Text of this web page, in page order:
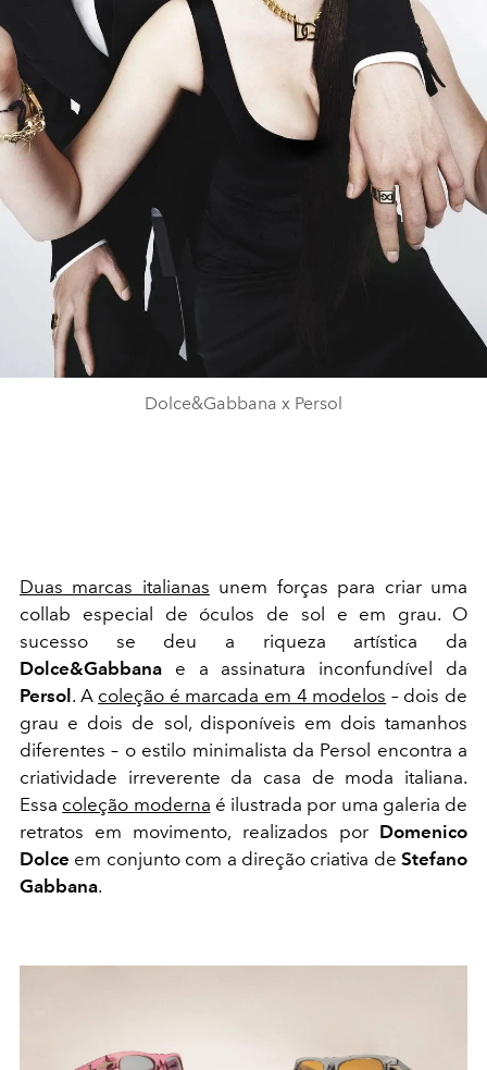
Dolce&Gabbana x Persol
Duas marcas italianas unem forças para criar uma
collab especial de óculos de sol e em grau. O
sucesso se deu a riqueza artística da
Dolce&Gabbana e a assinatura inconfundível da
Persol . A coleção é marcada em 4 modelos – dois de
grau e dois de sol, disponíveis em dois tamanhos
diferentes – o estilo minimalista da Persol encontra a
criatividade irreverente da casa de moda italiana.
Essa coleção moderna é ilustrada por uma galeria de
retratos em movimento, realizados por Domenico
Dolce em conjunto com a direção criativa de Stefano
Gabbana.